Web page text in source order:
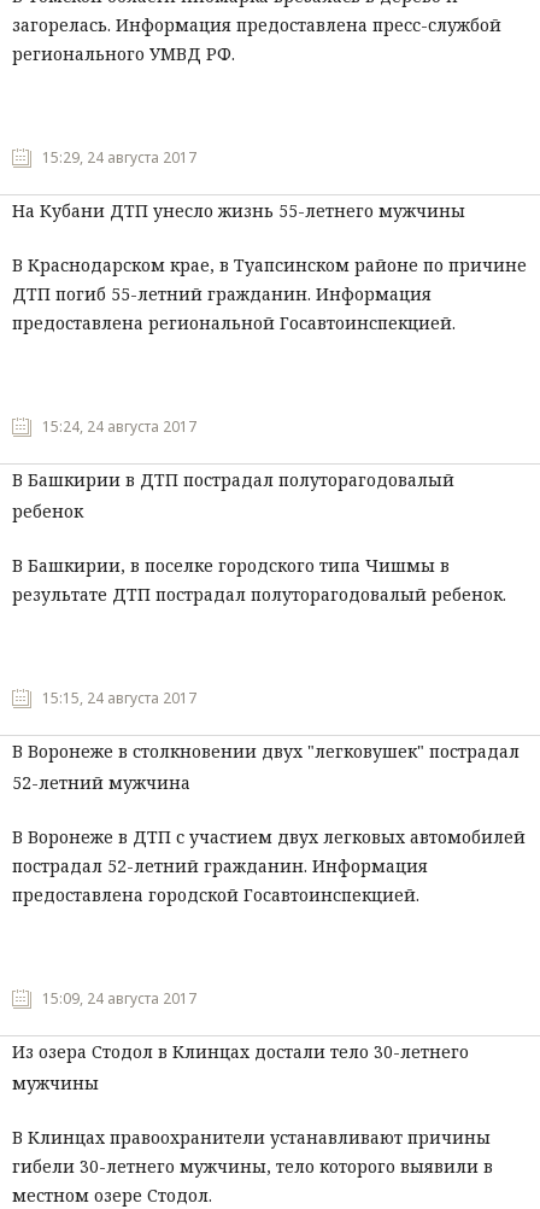
загорелась. Информация предоставлена пресс-службой
регионального УМВД РФ.
15:29, 24 августа 2017
На Кубани ДТП унесло жизнь 55-летнего мужчины
В Краснодарском крае, в Туапсинском районе по причине
ДТП погиб 55-летний гражданин. Информация
предоставлена региональной Госавтоинспекцией.
15:24, 24 августа 2017
В Башкирии в ДТП пострадал полуторагодовалый
ребенок
В Башкирии, в поселке городского типа Чишмы в
результате ДТП пострадал полуторагодовалый ребенок.
15:15, 24 августа 2017
В Воронеже в столкновении двух "легковушек" пострадал
52-летний мужчина
В Воронеже в ДТП с участием двух легковых автомобилей
пострадал 52-летний гражданин. Информация
предоставлена городской Госавтоинспекцией.
15:09, 24 августа 2017
Из озера Стодол в Клинцах достали тело 30-летнего
мужчины
В Клинцах правоохранители устанавливают причины
гибели 30-летнего мужчины, тело которого выявили в
местном озере Стодол.